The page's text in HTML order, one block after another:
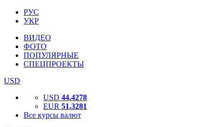
РУС
УКР
ВИДЕО
ФОТО
ПОПУЛЯРНЫЕ
СПЕЦПРОЕКТЫ
USD
USD 44.4278
EUR 51.3281
Все курсы валют